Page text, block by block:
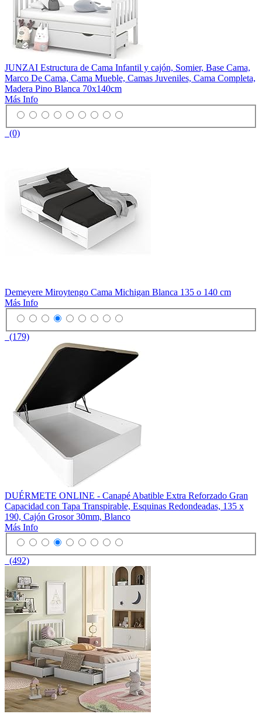
JUNZAI Estructura de Cama Infantil y cajón, Somier, Base Cama,
Marco De Cama, Cama Mueble, Camas Juveniles, Cama Completa,
Madera Pino Blanca 70x140cm
Más Info
(0)
Demeyere Miroytengo Cama Michigan Blanca 135 o 140 cm
Más Info
(179)
DUÉRMETE ONLINE - Canapé Abatible Extra Reforzado Gran
Capacidad con Tapa Transpirable, Esquinas Redondeadas, 135 x
190, Cajón Grosor 30mm, Blanco
Más Info
(492)